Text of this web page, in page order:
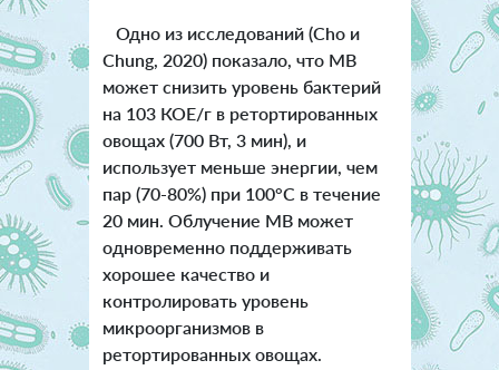
Одно из исследований (Cho и
Chung, 2020) показало, что МВ
может снизить уровень бактерий
на 103 КОЕ/г в ретортированных
овощах (700 Вт, 3 мин), и
использует меньше энергии, чем
пар (70-80%) при 100°C в течение
20 мин. Облучение МВ может
одновременно поддерживать
хорошее качество и
контролировать уровень
микроорганизмов в
ретортированных овощах.